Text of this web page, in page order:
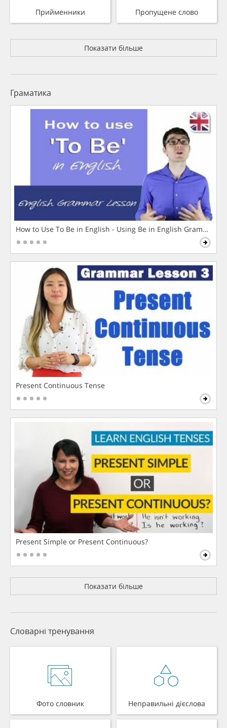
Прийменники Пропущене слово
Показати більше
Граматика
How to Use To Be in English - Using Be in English Grammar
Present Continuous Tense
Present Simple or Present Continuous?
Показати більше
Словарні тренування
Фото словник Неправильні дієслова